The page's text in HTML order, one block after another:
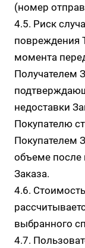
(номер
4.5. Риск
повреждения
момента
Получателем
недоставки
Покупателю
Покупателем
объеме после
Заказа.
4.6.
выбранного
4.7.